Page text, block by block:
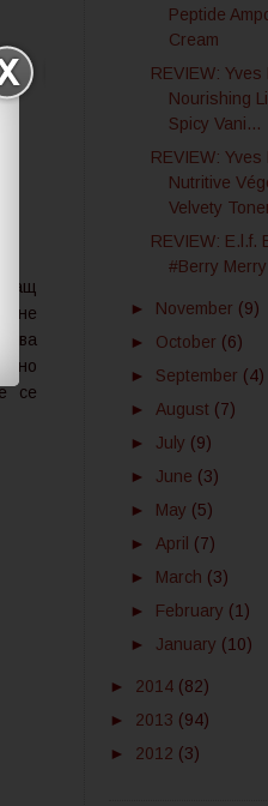
не
се
Peptide
Cream
REVIEW: Yves
Nourishing
Spicy Vani...
REVIEW: Yves
Nutritive
Velvety
REVIEW: E.l.f.
#Berry Merry
► November (9)
► October (6)
► September (4)
► August (7)
► July (9)
► June (3)
► May (5)
► April (7)
► March (3)
► February (1)
► January (10)
► 2014 (82)
► 2013 (94)
► 2012 (3)